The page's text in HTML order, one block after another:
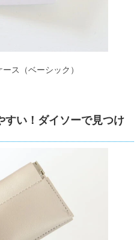
ス（ベーシック）
すい！ダイソーで見つけ